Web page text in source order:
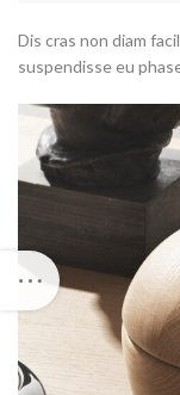
Dis cras non diam
suspendisse eu